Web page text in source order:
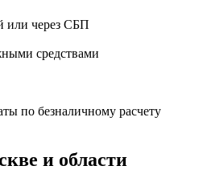
или через СБП
средствами
по безналичному расчету
и области